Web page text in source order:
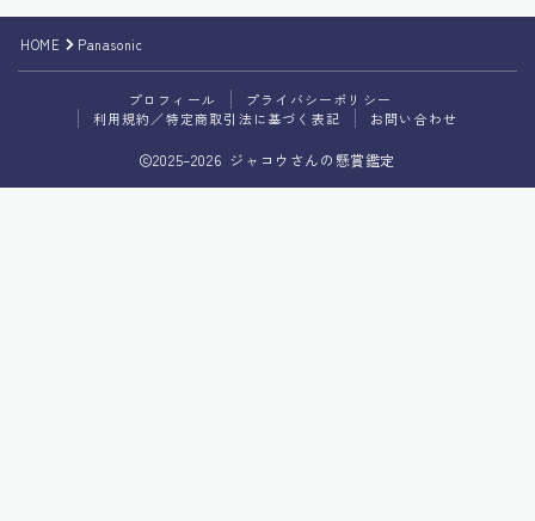
プライバシーポリシー
利用規約／特定商取引法に基づく表記
HOME Panasonic
プロフィール
プライバシーポリシー
利用規約／特定商取引法に基づく表記
お問い合わせ
2025–2026 ジャコウさんの懸賞鑑定